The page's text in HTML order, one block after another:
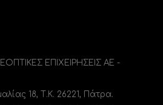
ΕΠΙΧΕΙΡΗΣΕΙΣ ΑΕ -
18, Τ.Κ. 26221, Πάτρα.